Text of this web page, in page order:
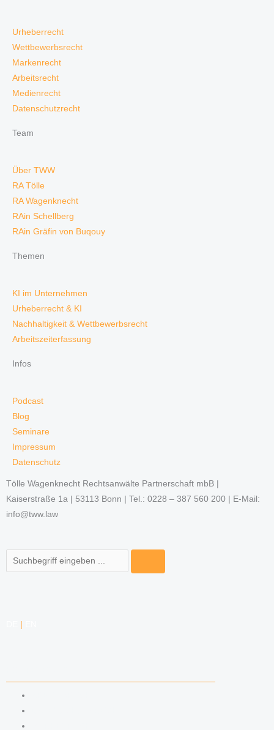
Urheberrecht
Wettbewerbsrecht
Markenrecht
Arbeitsrecht
Medienrecht
Datenschutzrecht
Team
Über TWW
RA Tölle
RA Wagenknecht
RAin Schellberg
RAin Gräfin von Buqouy
Themen
KI im Unternehmen
Urheberrecht & KI
Nachhaltigkeit & Wettbewerbsrecht
Arbeitszeiterfassung
Infos
Podcast
Blog
Seminare
Impressum
Datenschutz
Tölle Wagenknecht Rechtsanwälte Partnerschaft mbB |
Kaiserstraße 1a | 53113 Bonn | Tel.: 0228 – 387 560 200 | E-Mail:
info@tww.law
Suche